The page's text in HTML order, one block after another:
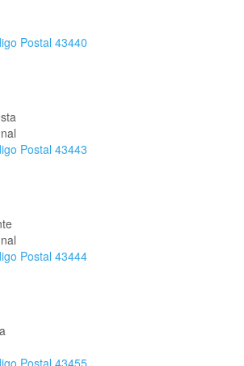
Postal 43440
Postal 43443
Postal 43444
Postal 43455